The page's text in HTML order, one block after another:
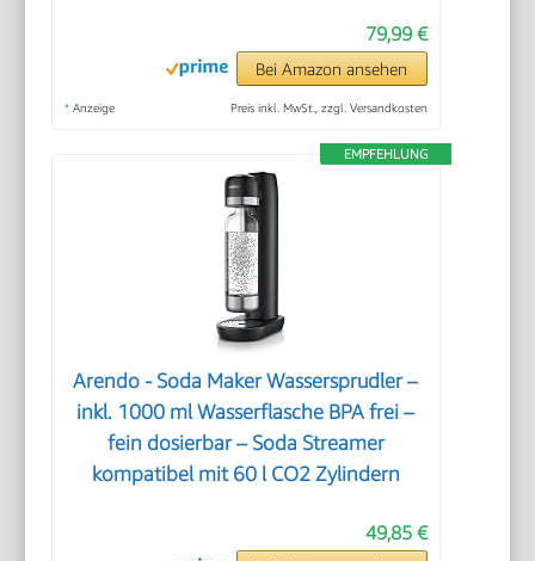
79,99 €
Bei Amazon ansehen
* Anzeige Preis inkl. MwSt., zzgl. Versandkosten
EMPFEHLUNG
Arendo - Soda Maker Wassersprudler –
inkl. 1000 ml Wasserflasche BPA frei –
fein dosierbar – Soda Streamer
kompatibel mit 60 l CO2 Zylindern
49,85 €